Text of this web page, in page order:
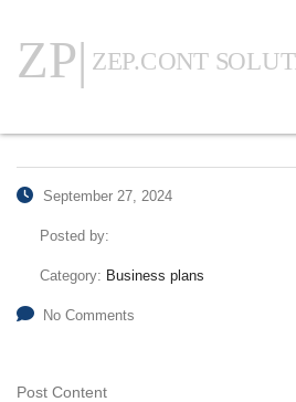
September 27, 2024
Posted by:
Category: Business plans
No Comments
Post Content